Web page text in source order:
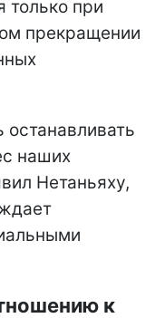
только при
прекращении
наших
Нетаньяху,
к